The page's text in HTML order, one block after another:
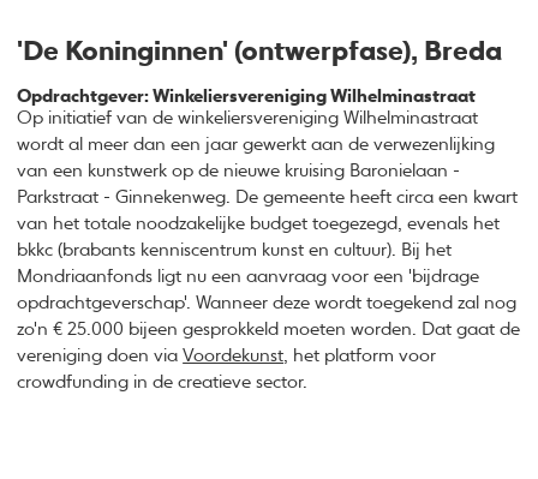
'De Koninginnen' (ontwerpfase), Breda
Opdrachtgever: Winkeliersvereniging Wilhelminastraat
Op initiatief van de winkeliersvereniging Wilhelminastraat
wordt al meer dan een jaar gewerkt aan de verwezenlijking
van een kunstwerk op de nieuwe kruising Baronielaan -
Parkstraat - Ginnekenweg. De gemeente heeft circa een kwart
van het totale noodzakelijke budget toegezegd, evenals het
bkkc (brabants kenniscentrum kunst en cultuur). Bij het
Mondriaanfonds ligt nu een aanvraag voor een 'bijdrage
opdrachtgeverschap'. Wanneer deze wordt toegekend zal nog
zo'n € 25.000 bijeen gesprokkeld moeten worden. Dat gaat de
vereniging doen viaVoordekunst, het platform voor
crowdfunding in de creatieve sector.